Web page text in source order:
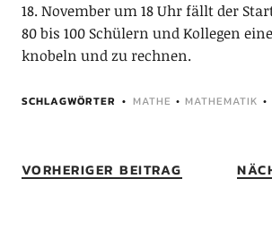
18. November um 18 Uhr fällt der
80 bis 100 Schülern und Kollegen
knobeln und zu rechnen.
SCHLAGWÖRTER MATHE • MATHEMATIK •
VORHERIGER BEITRAG